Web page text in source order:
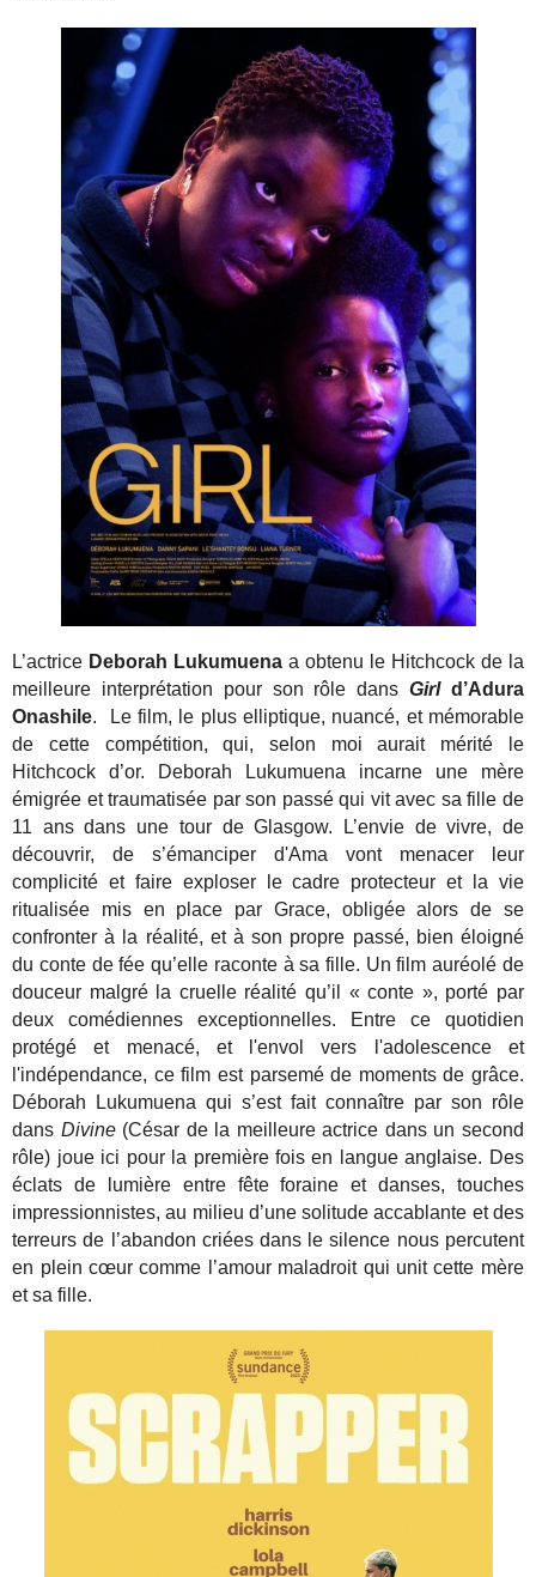
L’actrice Deborah Lukumuena a obtenu le Hitchcock de la
meilleure interprétation pour son rôle dansGirld’Adura
Onashile. Le film, le plus elliptique, nuancé, et mémorable
de cette compétition, qui, selon moi aurait mérité le
Hitchcock d’or. Deborah Lukumuena incarne une mère
émigrée et traumatisée par son passé qui vit avec sa fille de
11 ans dans une tour de Glasgow. L’envie de vivre, de
découvrir, de s’émanciper d'Ama vont menacer leur
complicité et faire exploser le cadre protecteur et la vie
ritualisée mis en place par Grace, obligée alors de se
confronter à la réalité, et à son propre passé, bien éloigné
du conte de fée qu’elle raconte à sa fille. Un film auréolé de
douceur malgré la cruelle réalité qu’il « conte », porté par
deux comédiennes exceptionnelles. Entre ce quotidien
protégé et menacé, et l'envol vers l'adolescence et
l'indépendance, ce film est parsemé de moments de grâce.
Déborah Lukumuena qui s’est fait connaître par son rôle
dans Divine(César de la meilleure actrice dans un second
rôle) joue ici pour la première fois en langue anglaise. Des
éclats de lumière entre fête foraine et danses, touches
impressionnistes, au milieu d’une solitude accablante et des
terreurs de l’abandon criées dans le silence nous percutent
en plein cœur comme l’amour maladroit qui unit cette mère
et sa fille.